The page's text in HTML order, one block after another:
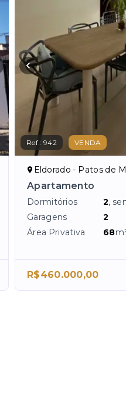
Ref.:942 VENDA
Eldorado - Patos de
Apartamento
Dormitórios 2,
Garagens
2
Área Privativa
68
R$460.000,00